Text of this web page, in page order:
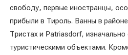
свободу, первые иностранцы,
прибыли в Тироль. Ванны в
Тристах и Patriasdorf,
туристическими объектами.